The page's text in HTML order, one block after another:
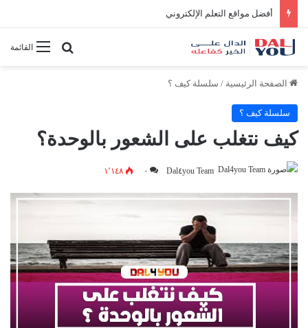
أفضل النصائح لإدارة الوقت بفعالية
القائمةبحث عن
الصفحة الرئيسية / سلسلة كيف ؟
سلسلة كيف ؟
كيف نتغلب على الشعور بالوحدة؟
Dal٤you Team ٠ ١٬١٤٨